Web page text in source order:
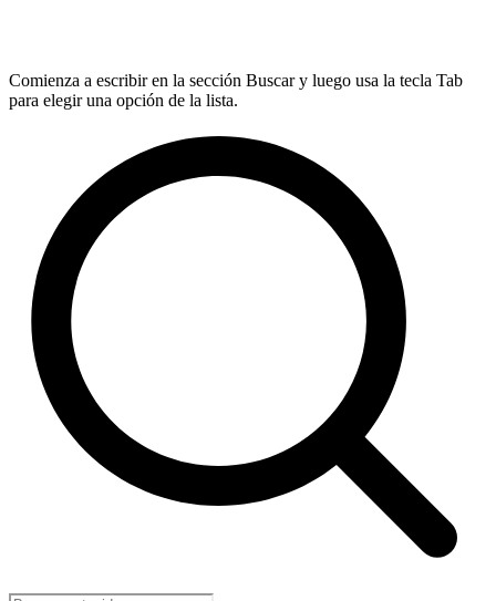
Comienza a escribir en la sección Buscar y luego usa la tecla Tab
para elegir una opción de la lista.